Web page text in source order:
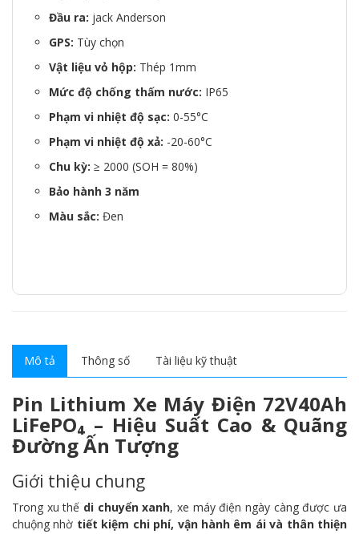
Đầu ra: jack Anderson
GPS: Tùy chọn
Vật liệu vỏ hộp: Thép 1mm
Mức độ chống thấm nước: IP65
Phạm vi nhiệt độ sạc: 0-55°C
Phạm vi nhiệt độ xả: -20-60°C
Chu kỳ: ≥ 2000 (SOH = 80%)
Bảo hành 3 năm
Màu sắc: Đen
Mô tả Thông số Tài liệu kỹ thuật
Pin Lithium Xe Máy Điện 72V40Ah
LiFePO₄ – Hiệu Suất Cao & Quãng
Đường Ấn Tượng
Giới thiệu chung
Trong xu thế di chuyển xanh, xe máy điện ngày càng được ưa
chuộng nhờ tiết kiệm chi phí, vận hành êm ái và thân thiện